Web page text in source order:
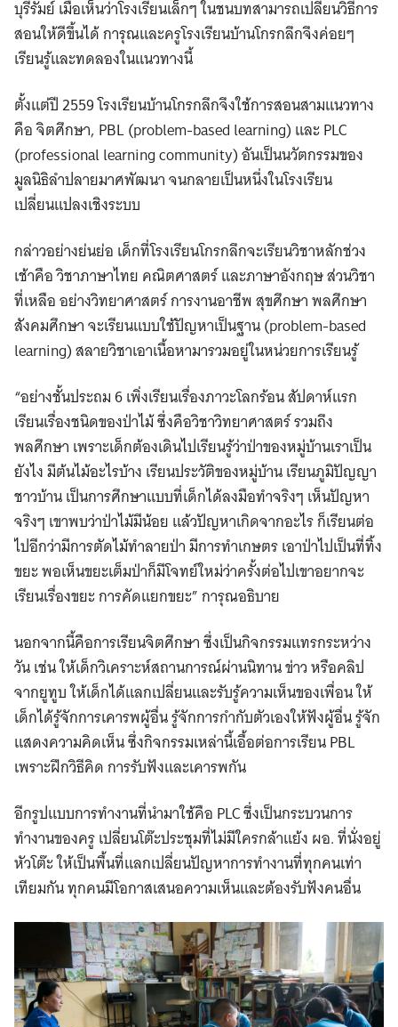
บุรีรัมย์ เมื่อเห็นว่าโรงเรียนเล็กๆ ในชนบทสามารถเปลี่ยนวิธีการ
สอนให้ดีขึ้นได้ การุณและครูโรงเรียนบ้านโกรกลึกจึงค่อยๆ
เรียนรู้และทดลองในแนวทางนี้
ตั้งแต่ปี 2559 โรงเรียนบ้านโกรกลึกจึงใช้การสอนสามแนวทาง
คือ จิตศึกษา, PBL (problem-based learning) และ PLC
(professional learning community) อันเป็นนวัตกรรมของ
มูลนิธิลำปลายมาศพัฒนา จนกลายเป็นหนึ่งในโรงเรียน
เปลี่ยนแปลงเชิงระบบ
กล่าวอย่างย่นย่อ เด็กที่โรงเรียนโกรกลึกจะเรียนวิชาหลักช่วง
เช้าคือ วิชาภาษาไทย คณิตศาสตร์ และภาษาอังกฤษ ส่วนวิชา
ที่เหลือ อย่างวิทยาศาสตร์ การงานอาชีพ สุขศึกษา พลศึกษา
สังคมศึกษา จะเรียนแบบใช้ปัญหาเป็นฐาน (problem-based
learning) สลายวิชาเอาเนื้อหามารวมอยู่ในหน่วยการเรียนรู้
“อย่างชั้นประถม 6 เพิ่งเรียนเรื่องภาวะโลกร้อน สัปดาห์แรก
เรียนเรื่องชนิดของป่าไม้ ซึ่งคือวิชาวิทยาศาสตร์ รวมถึง
พลศึกษา เพราะเด็กต้องเดินไปเรียนรู้ว่าป่าของหมู่บ้านเราเป็น
ยังไง มีต้นไม้อะไรบ้าง เรียนประวัติของหมู่บ้าน เรียนภูมิปัญญา
ชาวบ้าน เป็นการศึกษาแบบที่เด็กได้ลงมือทำจริงๆ เห็นปัญหา
จริงๆ เขาพบว่าป่าไม้มีน้อย แล้วปัญหาเกิดจากอะไร ก็เรียนต่อ
ไปอีกว่ามีการตัดไม้ทำลายป่า มีการทำเกษตร เอาป่าไปเป็นที่ทิ้ง
ขยะ พอเห็นขยะเต็มป่าก็มีโจทย์ใหม่ว่าครั้งต่อไปเขาอยากจะ
เรียนเรื่องขยะ การคัดแยกขยะ” การุณอธิบาย
นอกจากนี้คือการเรียนจิตศึกษา ซึ่งเป็นกิจกรรมแทรกระหว่าง
วัน เช่น ให้เด็กวิเคราะห์สถานการณ์ผ่านนิทาน ข่าว หรือคลิป
จากยูทูบ ให้เด็กได้แลกเปลี่ยนและรับรู้ความเห็นของเพื่อน ให้
เด็กได้รู้จักการเคารพผู้อื่น รู้จักการกำกับตัวเองให้ฟังผู้อื่น รู้จัก
แสดงความคิดเห็น ซึ่งกิจกรรมเหล่านี้เอื้อต่อการเรียน PBL
เพราะฝึกวิธีคิด การรับฟังและเคารพกัน
อีกรูปแบบการทำงานที่นำมาใช้คือ PLC ซึ่งเป็นกระบวนการ
ทำงานของครู เปลี่ยนโต๊ะประชุมที่ไม่มีใครกล้าแย้ง ผอ. ที่นั่งอยู่
หัวโต๊ะ ให้เป็นพื้นที่แลกเปลี่ยนปัญหาการทำงานที่ทุกคนเท่า
เทียมกัน ทุกคนมีโอกาสเสนอความเห็นและต้องรับฟังคนอื่น